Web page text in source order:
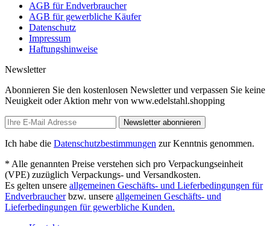
AGB für Endverbraucher
AGB für gewerbliche Käufer
Datenschutz
Impressum
Haftungshinweise
Newsletter
Abonnieren Sie den kostenlosen Newsletter und verpassen Sie keine
Neuigkeit oder Aktion mehr von www.edelstahl.shopping
Newsletter abonnieren
Ich habe die Datenschutzbestimmungen zur Kenntnis genommen.
* Alle genannten Preise verstehen sich pro Verpackungseinheit
(VPE) zuzüglich Verpackungs- und Versandkosten.
Es gelten unsere allgemeinen Geschäfts- und Lieferbedingungen für
Endverbraucherbzw. unsere allgemeinen Geschäfts- und
Lieferbedingungen für gewerbliche Kunden.